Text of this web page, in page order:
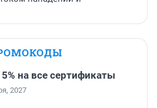
на все сертификаты
2027